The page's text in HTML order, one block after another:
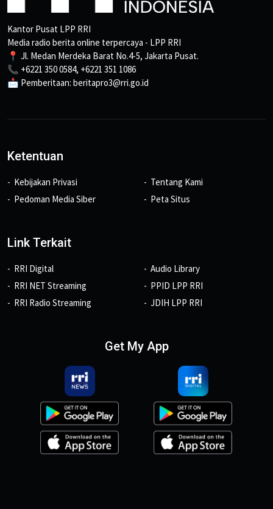
Kantor Pusat LPP RRI
Media radio berita online terpercaya - LPP RRI
📍 Jl. Medan Merdeka Barat No.4-5, Jakarta Pusat.
📞 +6221 350 0584, +6221 351 1086
📩 Pemberitaan: beritapro3@rri.go.id
Ketentuan
Kebijakan Privasi
Pedoman Media Siber
Tentang Kami
Peta Situs
Link Terkait
RRI Digital
RRI NET Streaming
RRI Radio Streaming
Audio Library
PPID LPP RRI
JDIH LPP RRI
Get My App